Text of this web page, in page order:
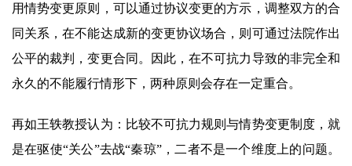
用情势变更原则，可以通过协议变更的方示，调整双方的合
同关系，在不能达成新的变更协议场合，则可通过法院作出
公平的裁判，变更合同。因此，在不可抗力导致的非完全和
永久的不能履行情形下，两种原则会存在一定重合。
再如王轶教授认为：比较不可抗力规则与情势变更制度，就
是在驱使“关公”去战“秦琼”，二者不是一个维度上的问题。